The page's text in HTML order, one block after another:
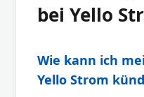
bei Yello
Wie kann ich
Yello Strom